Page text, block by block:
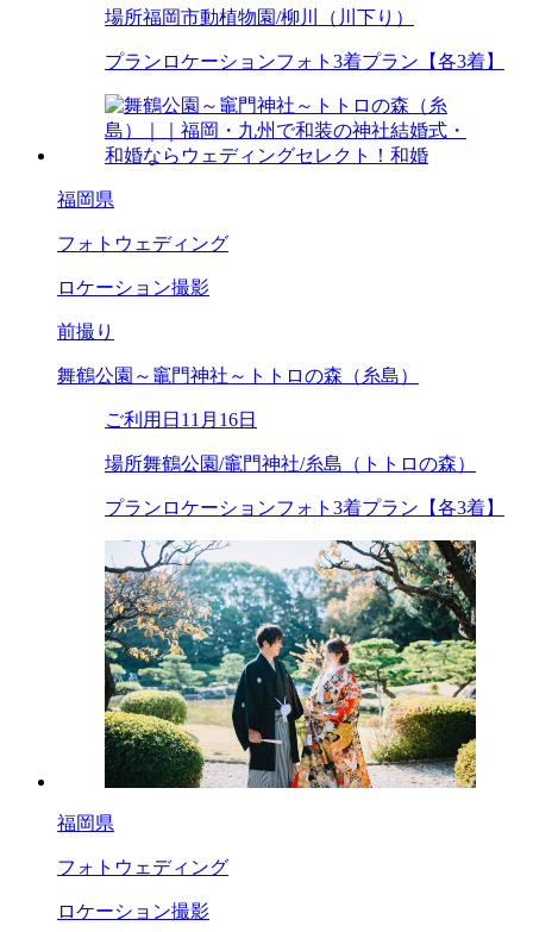
場所福岡市動植物園/柳川（川下り）
プラン ロケーションフォト3着プラン【各3着】
福岡県
フォトウェディング
ロケーション撮影
前撮り
舞鶴公園～竈門神社～トトロの森（糸島）
ご利用日 11月16日
場所舞鶴公園/竈門神社/糸島（トトロの森）
プラン ロケーションフォト3着プラン【各3着】
福岡県
フォトウェディング
ロケーション撮影